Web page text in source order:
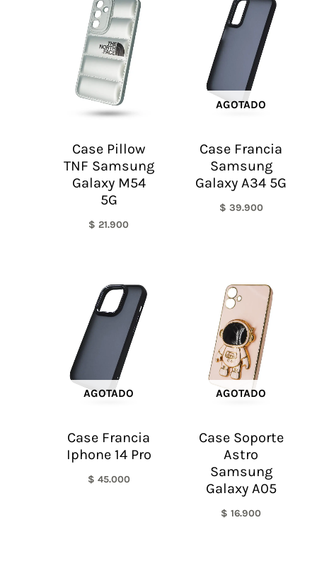
Case Pillow
TNF Samsung
Galaxy M54
5G
$ 21.900
AGOTADO
Case Francia
Samsung
Galaxy A34 5G
$ 39.900
AGOTADO
Case Francia
Iphone 14 Pro
$ 45.000
AGOTADO
Case Soporte
Astro
Samsung
Galaxy A05
$ 16.900